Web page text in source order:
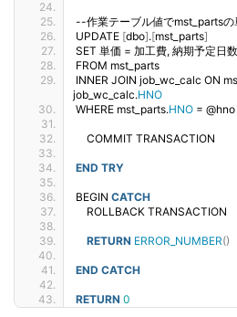
--作業テーブル値でmst_parts
UPDATE [dbo].[mst_parts]
SET 単価 = 加工費, 納期予定日
FROM mst_parts
INNER JOIN job_wc_calc ON
job_wc_calc.HNO
WHERE mst_parts.HNO = @hno
    COMMIT TRANSACTION
END TRY
BEGIN CATCH
    ROLLBACK TRANSACTION
RETURN ERROR_NUMBER()
END CATCH
RETURN 0